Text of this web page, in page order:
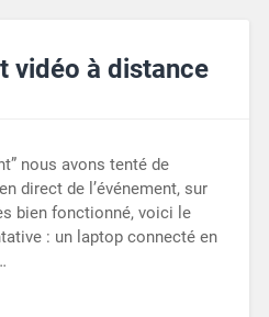
vidéo à distance
nous avons tenté de
direct de l’événement, sur
bien fonctionné, voici le
: un laptop connecté en